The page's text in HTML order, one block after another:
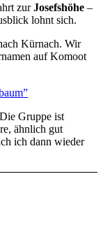
zurJosefshöhe –
lohnt sich.
Kürnach. Wir
auf Komoot
Gruppe ist
ähnlich gut
ich dann wieder